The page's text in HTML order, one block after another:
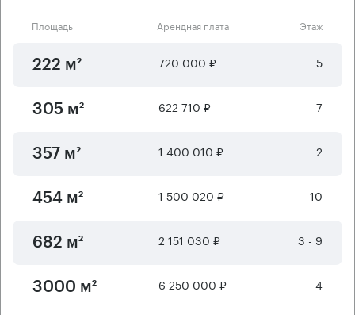
Площадь Арендная плата Этаж
222 м² 720 000 ₽ 5
305 м² 622 710 ₽ 7
357 м² 1 400 010 ₽ 2
454 м² 1 500 020 ₽ 10
682 м² 2 151 030 ₽ 3 - 9
3000 м² 6 250 000 ₽ 4